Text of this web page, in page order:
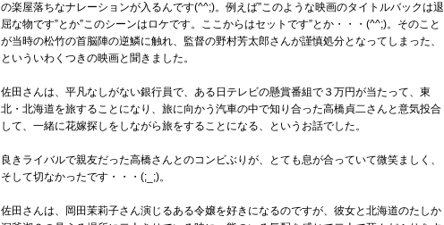
の楽屋落ちなナレーションが入るんです(^^;)。例えば”このような映画のタイトルバックは退
屈な物です”とか”このシーンはロケです。ここからはセットです”とか・・・(^^;)。そのこと
が当時の松竹の首脳陣の逆鱗に触れ、監督の野村芳太郎さんが謹慎処分となってしまった、
といういわくつきの映画と聞きました。
佐田さんは、平凡なしがない銀行員で、ある日テレビの懸賞番組で３万円が当たって、東
北・北海道を旅することになり、旅に向かう汽車の中で知り合った高橋貞二さんと意気投合
して、一緒に花嫁探しをしながら旅をすることになる、というお話でした。
良きライバルで親友だった高橋さんとのコンビぶりが、とても息が合っていて微笑ましく、
そして切なかったです・・・(;_;)。
佐田さんは、岡田茉莉子さん演じるある令嬢を好きになるのですが、彼女と北海道のたしか